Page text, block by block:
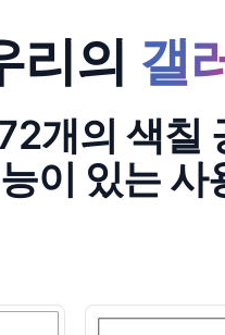
리의 갤
개의 색칠
능이 있는